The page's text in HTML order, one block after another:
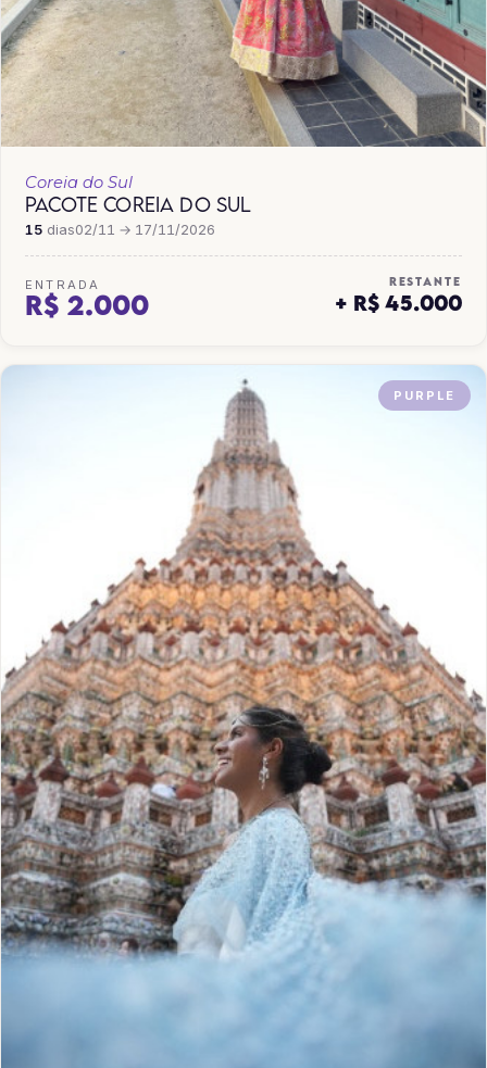
Coreia do Sul
PACOTE COREIA DO SUL
15 dias02/11 → 17/11/2026
ENTRADA
R$ 2.000
RESTANTE
+ R$ 45.000
PURPLE